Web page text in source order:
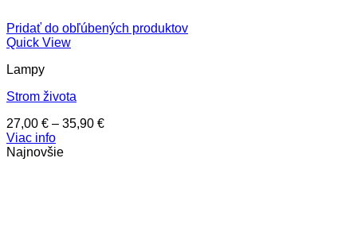
Pridať do obľúbených produktov
Quick View
Lampy
Strom života
27,00 € – 35,90 €Price
Viac info
Najnovšie